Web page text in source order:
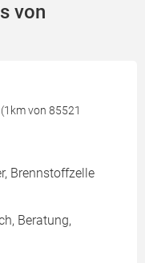
von
von 85521
Brennstoffzelle
Beratung,